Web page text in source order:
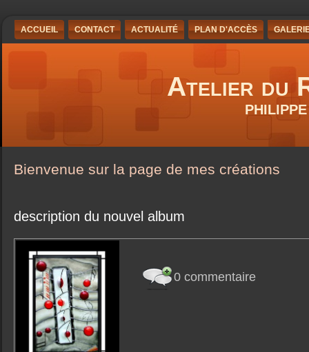
ACCUEIL CONTACT ACTUALITÉ PLAN D'ACCÈS
Atelier du
Bienvenue sur la page de mes créations
description du nouvel album
0 commentaire